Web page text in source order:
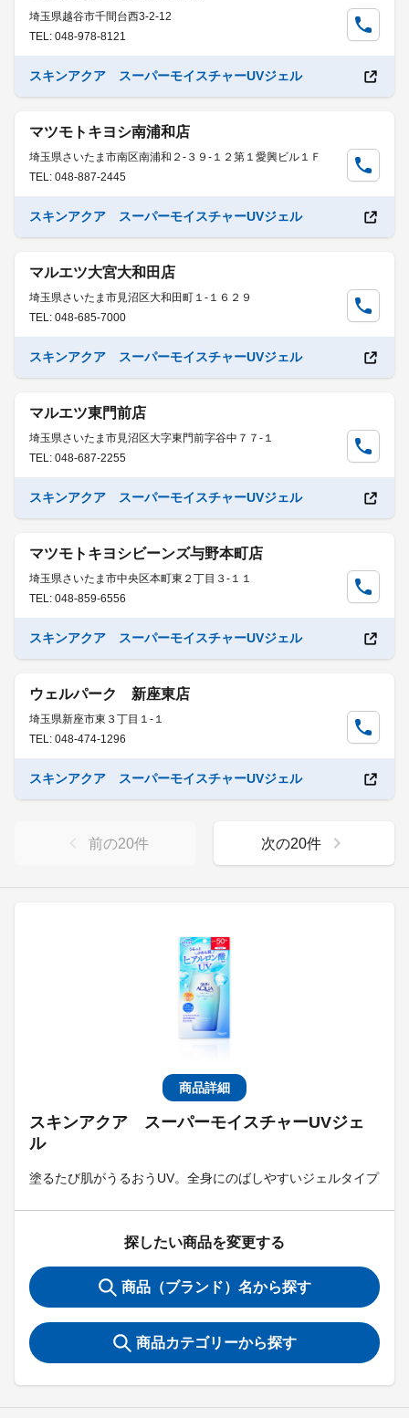
商品詳細
スキンアクア スーパーモイスチャーUVジェ
ル
塗るたび肌がうるおうUV。全身にのばしやすいジェルタイプ
探したい商品を変更する
商品（ブランド）名から探す
商品カテゴリーから探す
埼玉県越谷市千間台西3-2-12
TEL: 048-978-8121
スキンアクア スーパーモイスチャーUVジェル
マツモトキヨシ南浦和店
埼玉県さいたま市南区南浦和２-３９-１２第１愛興ビル１Ｆ
TEL: 048-887-2445
スキンアクア スーパーモイスチャーUVジェル
マルエツ大宮大和田店
埼玉県さいたま市見沼区大和田町１-１６２９
TEL: 048-685-7000
スキンアクア スーパーモイスチャーUVジェル
マルエツ東門前店
埼玉県さいたま市見沼区大字東門前字谷中７７-１
TEL: 048-687-2255
スキンアクア スーパーモイスチャーUVジェル
マツモトキヨシビーンズ与野本町店
埼玉県さいたま市中央区本町東２丁目３-１１
TEL: 048-859-6556
スキンアクア スーパーモイスチャーUVジェル
ウェルパーク 新座東店
埼玉県新座市東３丁目１-１
TEL: 048-474-1296
スキンアクア スーパーモイスチャーUVジェル
前の20件 次の20件